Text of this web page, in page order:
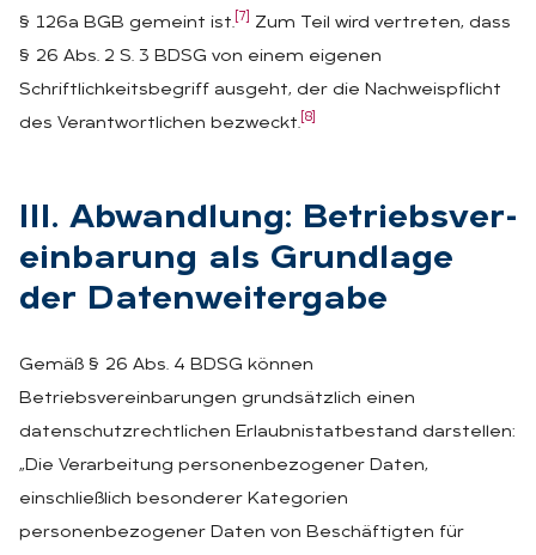
§ 126a BGB gemeint ist. [7]
Zum Teil wird vertreten, dass
§ 26 Abs. 2 S. 3 BDSG von einem eigenen
Schriftlichkeitsbegriff ausgeht, der die Nachweispflicht
des Verantwortlichen bezweckt. [8]
III. Ab­wand­lung: Be­triebs­ver­
ein­ba­rung als Grund­la­ge
der Da­ten­wei­ter­ga­be
Gemäß § 26 Abs. 4 BDSG können
Betriebsvereinbarungen grundsätzlich einen
datenschutzrechtlichen Erlaubnistatbestand darstellen:
„Die Verarbeitung personenbezogener Daten,
einschließlich besonderer Kategorien
personenbezogener Daten von Beschäftigten für